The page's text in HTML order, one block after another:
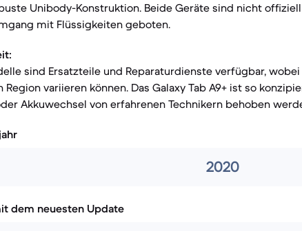
Unibody-Konstruktion. Beide Geräte sind nicht
mit Flüssigkeiten geboten.
sind Ersatzteile und Reparaturdienste verfügbar,
Region variieren können. Das Galaxy Tab A9+ ist so
Akkuwechsel von erfahrenen Technikern behoben
2020
dem neuesten Update